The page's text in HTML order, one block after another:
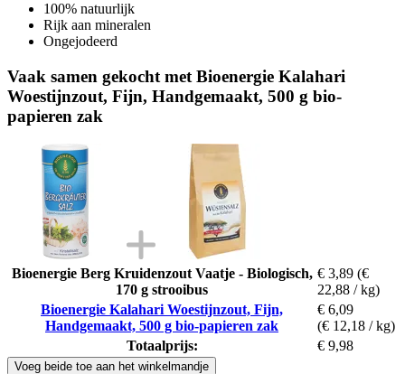
100% natuurlijk
Rijk aan mineralen
Ongejodeerd
Vaak samen gekocht met Bioenergie Kalahari
Woestijnzout, Fijn, Handgemaakt, 500 g bio-
papieren zak
Bioenergie Berg Kruidenzout Vaatje - Biologisch,
170 g strooibus
€ 3,89 (€
22,88 / kg)
Bioenergie Kalahari Woestijnzout, Fijn,
Handgemaakt, 500 g bio-papieren zak
€ 6,09
(€ 12,18 / kg)
Totaalprijs:
€ 9,98
Voeg beide toe aan het winkelmandje